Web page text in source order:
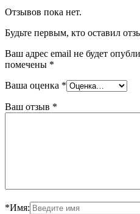
Отзывов пока нет.
Будьте первым, кто оставил
Ваш адрес email не будет
помечены *
Ваша оценка *
Ваш отзыв *
*Имя: